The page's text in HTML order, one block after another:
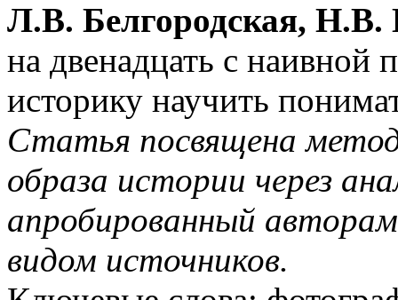
Л.В. Белгородская, Н.В.
на двенадцать с
историку научить
Статья посвящена
образа истории через
апробированный
видом источников.